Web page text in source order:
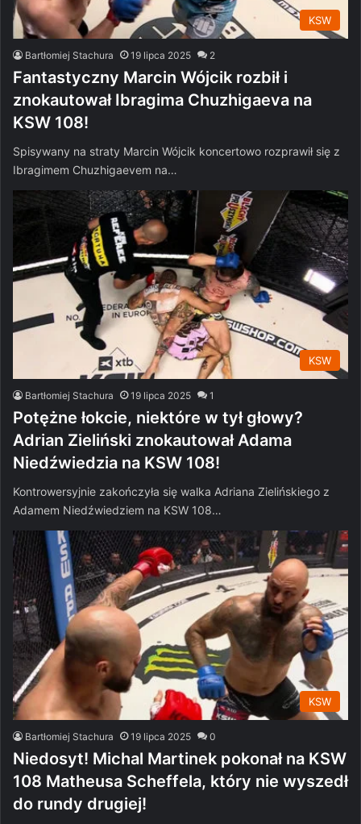
KSW
Bartłomiej Stachura 19 lipca 2025 2
Fantastyczny Marcin Wójcik rozbił i
znokautował Ibragima Chuzhigaeva na
KSW 108!
Spisywany na straty Marcin Wójcik koncertowo rozprawił się z
Ibragimem Chuzhigaevem na…
KSW
Bartłomiej Stachura 19 lipca 2025 1
Potężne łokcie, niektóre w tył głowy?
Adrian Zieliński znokautował Adama
Niedźwiedzia na KSW 108!
Kontrowersyjnie zakończyła się walka Adriana Zielińskiego z
Adamem Niedźwiedziem na KSW 108…
KSW
Bartłomiej Stachura 19 lipca 2025 0
Niedosyt! Michal Martinek pokonał na KSW
108 Matheusa Scheffela, który nie wyszedł
do rundy drugiej!